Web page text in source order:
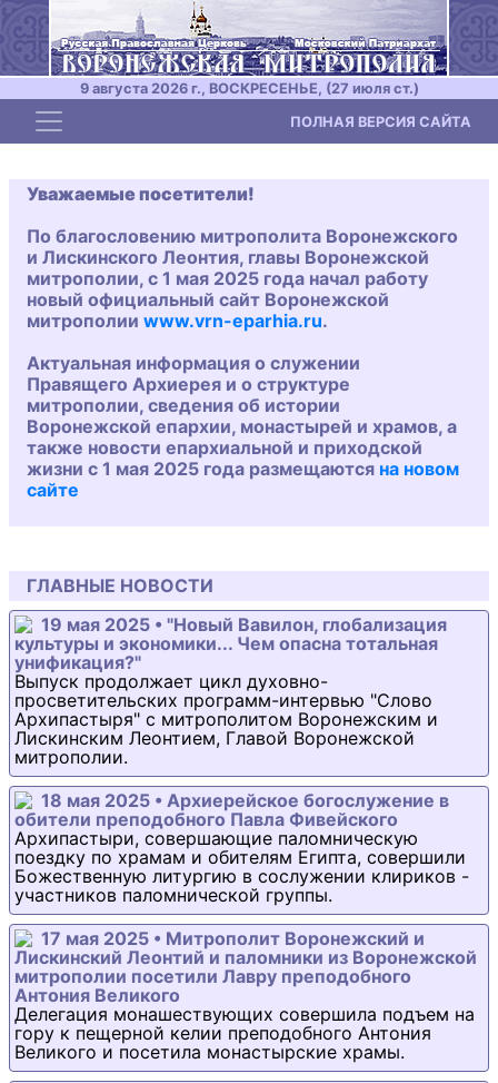
9 августа 2026 г., ВОСКРЕСЕНЬЕ, (27 июля ст.)
Toggle navigation ПОЛНАЯ ВЕРСИЯ САЙТА
Уважаемые посетители!
По благословению митрополита Воронежского
и Лискинского Леонтия, главы Воронежской
митрополии, с 1 мая 2025 года начал работу
новый официальный сайт Воронежской
митрополии www.vrn-eparhia.ru.
Актуальная информация о служении
Правящего Архиерея и о структуре
митрополии, сведения об истории
Воронежской епархии, монастырей и храмов, а
также новости епархиальной и приходской
жизни с 1 мая 2025 года размещаются на новом
сайте
ГЛАВНЫЕ НОВОСТИ
19 мая 2025 • "Новый Вавилон, глобализация
культуры и экономики... Чем опасна тотальная
унификация?"
Выпуск продолжает цикл духовно-
просветительских программ-интервью "Слово
Архипастыря" с митрополитом Воронежским и
Лискинским Леонтием, Главой Воронежской
митрополии.
18 мая 2025 • Архиерейское богослужение в
обители преподобного Павла Фивейского
Архипастыри, совершающие паломническую
поездку по храмам и обителям Египта, совершили
Божественную литургию в сослужении клириков -
участников паломнической группы.
17 мая 2025 • Митрополит Воронежский и
Лискинский Леонтий и паломники из Воронежской
митрополии посетили Лавру преподобного
Антония Великого
Делегация монашествующих совершила подъем на
гору к пещерной келии преподобного Антония
Великого и посетила монастырские храмы.